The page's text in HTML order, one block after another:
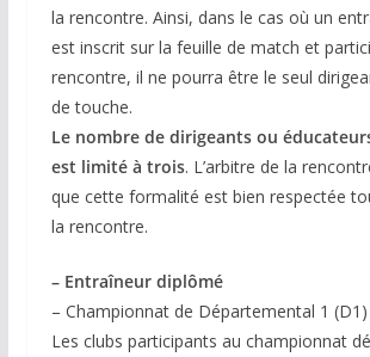
la rencontre. Ainsi, dans le cas où un
est inscrit sur la feuille de match et
rencontre, il ne pourra être le seul
de touche.
Le nombre de dirigeants ou
est limité à trois. L’arbitre de la
que cette formalité est bien respectée
la rencontre.
– Entraîneur diplômé
– Championnat de Départemental 1 (D1)
Les clubs participants au championnat